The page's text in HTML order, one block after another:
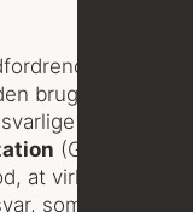
at skille
brugere søger
i Danmark
(GEO) et
at virksomheden
som kunderne